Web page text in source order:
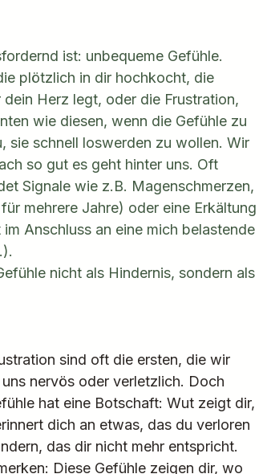
ist: unbequeme Gefühle.
plötzlich in dir hochkocht, die
Herz legt, oder die Frustration,
wie diesen, wenn die Gefühle zu
sie schnell loswerden zu wollen. Wir
so gut es geht hinter uns. Oft
Signale wie z.B. Magenschmerzen,
mehrere Jahre) oder eine Erkältung
Anschluss an eine mich belastende
nicht als Hindernis, sondern als
sind oft die ersten, die wir
nervös oder verletzlich. Doch
hat eine Botschaft: Wut zeigt dir,
dich an etwas, das du verloren
das dir nicht mehr entspricht.
Diese Gefühle zeigen dir, wo